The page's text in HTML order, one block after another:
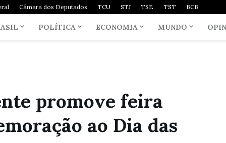
Câmara dos Deputados TCU STJ TSE TST BCB
POLÍTICA ECONOMIA MUNDO
promove feira
ao Dia das